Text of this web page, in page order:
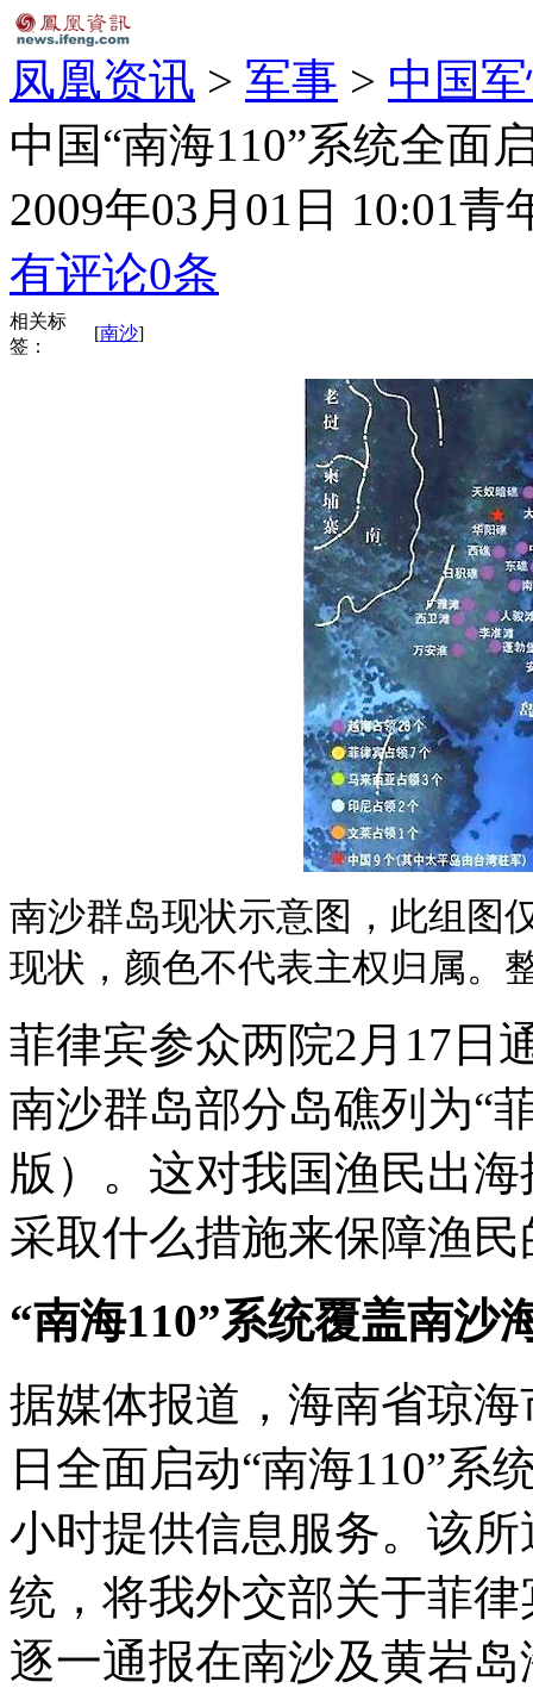
凤凰资讯 > 军事 > 中国
中国“南海110”系统全面
2009年03月01日 10:01青
有评论0条
相关标
签：
[南沙]
南沙群岛现状示意图，此组图
现状，颜色不代表主权归属。
菲律宾参众两院2月17日
南沙群岛部分岛礁列为“
版）。这对我国渔民出
采取什么措施来保障渔
“南海110”系统覆盖南沙
据媒体报道，海南省琼
日全面启动“南海110”系
小时提供信息服务。该
统，将我外交部关于菲
逐一通报在南沙及黄岩